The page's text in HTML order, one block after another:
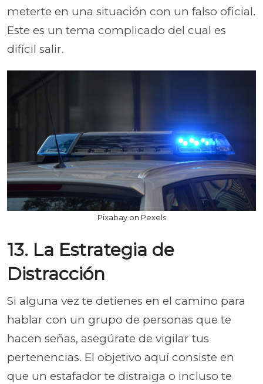
meterte en una situación con un falso oficial.
Este es un tema complicado del cual es
difícil salir.
Pixabay on Pexels
13. La Estrategia de
Distracción
Si alguna vez te detienes en el camino para
hablar con un grupo de personas que te
hacen señas, asegúrate de vigilar tus
pertenencias. El objetivo aquí consiste en
que un estafador te distraiga o incluso te